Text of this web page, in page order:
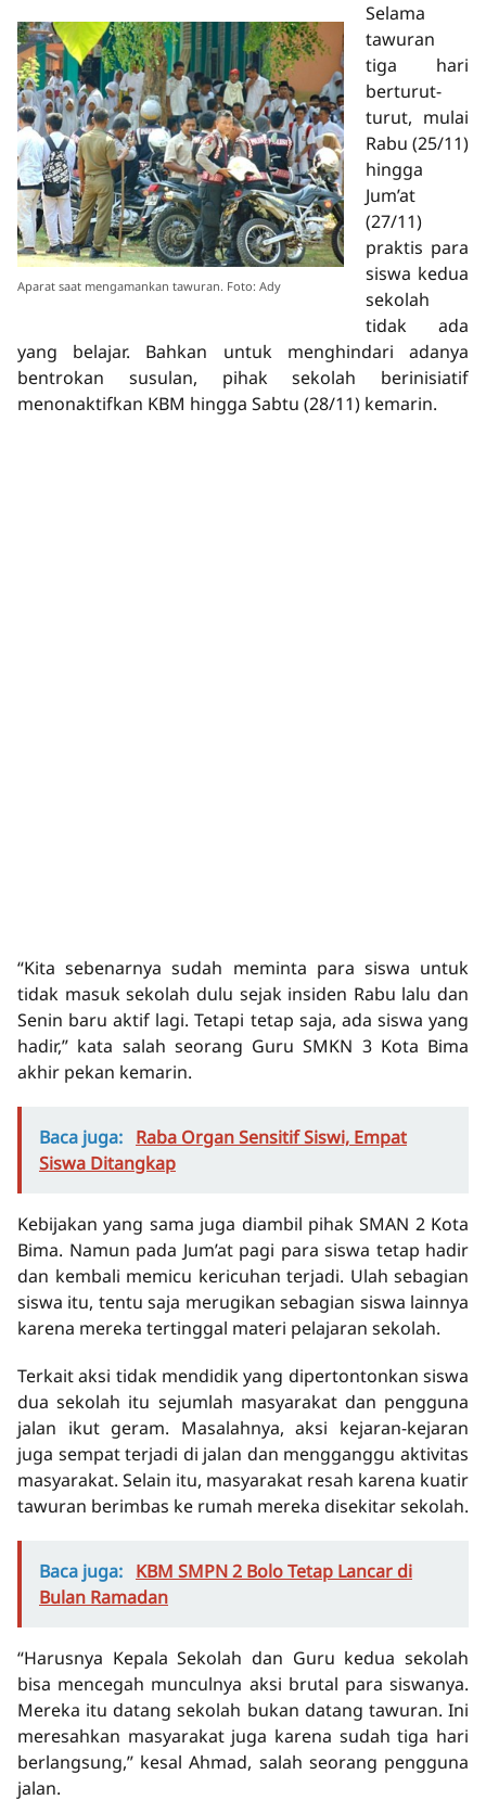
Aparat saat mengamankan tawuran. Foto: Ady
Selama
tawuran
tiga hari
berturut-
turut, mulai
Rabu (25/11)
hingga
Jum’at
(27/11)
praktis para
siswa kedua
sekolah
tidak ada
yang belajar. Bahkan untuk menghindari adanya
bentrokan susulan, pihak sekolah berinisiatif
menonaktifkan KBM hingga Sabtu (28/11) kemarin.
“Kita sebenarnya sudah meminta para siswa untuk
tidak masuk sekolah dulu sejak insiden Rabu lalu dan
Senin baru aktif lagi. Tetapi tetap saja, ada siswa yang
hadir,” kata salah seorang Guru SMKN 3 Kota Bima
akhir pekan kemarin.
Baca juga: Raba Organ Sensitif Siswi, Empat
Siswa Ditangkap
Kebijakan yang sama juga diambil pihak SMAN 2 Kota
Bima. Namun pada Jum’at pagi para siswa tetap hadir
dan kembali memicu kericuhan terjadi. Ulah sebagian
siswa itu, tentu saja merugikan sebagian siswa lainnya
karena mereka tertinggal materi pelajaran sekolah.
Terkait aksi tidak mendidik yang dipertontonkan siswa
dua sekolah itu sejumlah masyarakat dan pengguna
jalan ikut geram. Masalahnya, aksi kejaran-kejaran
juga sempat terjadi di jalan dan mengganggu aktivitas
masyarakat. Selain itu, masyarakat resah karena kuatir
tawuran berimbas ke rumah mereka disekitar sekolah.
Baca juga: KBM SMPN 2 Bolo Tetap Lancar di
Bulan Ramadan
“Harusnya Kepala Sekolah dan Guru kedua sekolah
bisa mencegah munculnya aksi brutal para siswanya.
Mereka itu datang sekolah bukan datang tawuran. Ini
meresahkan masyarakat juga karena sudah tiga hari
berlangsung,” kesal Ahmad, salah seorang pengguna
jalan.